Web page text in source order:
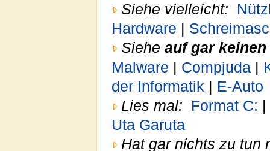
Siehe vielleicht:
Hardware |
Siehe auf gar keinen
Malware | Compjuda |
der Informatik | E-Auto
Lies mal:
Format C: |
Uta Garuta
Hat gar nichts zu tun